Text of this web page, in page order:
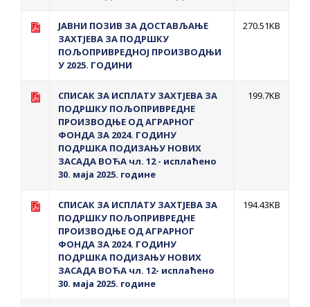
ЈАВНИ ПОЗИВ ЗА ДОСТАВЉАЊЕ
ЗАХТЈЕВА ЗА ПОДРШКУ
ПОЉОПРИВРЕДНОЈ ПРОИЗВОДЊИ
У 2025. ГОДИНИ
270.51KB
СПИСАК ЗА ИСПЛАТУ ЗАХТЈЕВА ЗА
ПОДРШКУ ПОЉОПРИВРЕДНЕ
ПРОИЗВОДЊЕ ОД АГРАРНОГ
ФОНДА ЗА 2024. ГОДИНУ
ПОДРШКА ПОДИЗАЊУ НОВИХ
ЗАСАДА ВОЋА чл. 12 - исплаћено
30. маја 2025. године
199.7KB
СПИСАК ЗА ИСПЛАТУ ЗАХТЈЕВА ЗА
ПОДРШКУ ПОЉОПРИВРЕДНЕ
ПРОИЗВОДЊЕ ОД АГРАРНОГ
ФОНДА ЗА 2024. ГОДИНУ
ПОДРШКА ПОДИЗАЊУ НОВИХ
ЗАСАДА ВОЋА чл. 12- исплаћено
30. маја 2025. године
194.43KB